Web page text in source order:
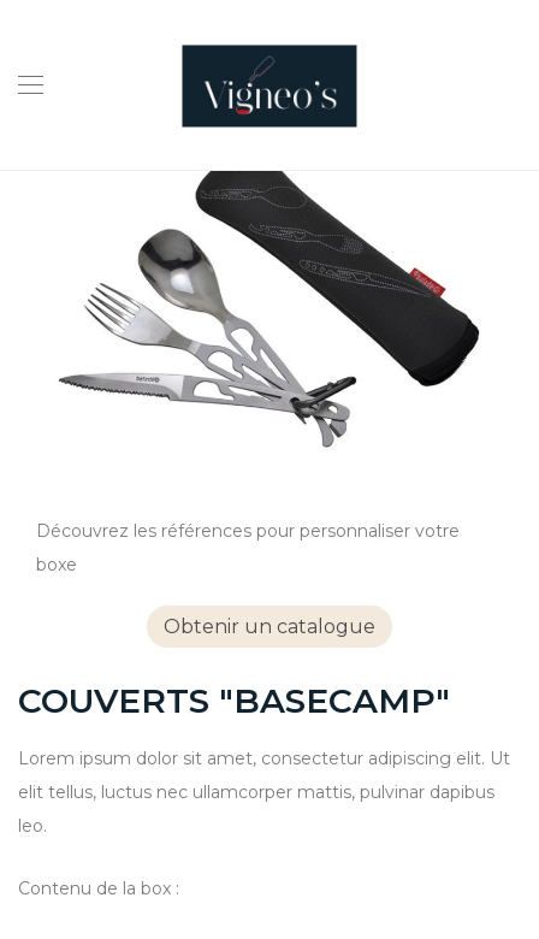
Découvrez les références pour personnaliser votre
boxe
Obtenir un catalogue
COUVERTS "BASECAMP"
Lorem ipsum dolor sit amet, consectetur adipiscing elit. Ut
elit tellus, luctus nec ullamcorper mattis, pulvinar dapibus
leo.
Contenu de la box :